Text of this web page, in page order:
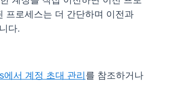
프로세스는 더 간단하며 이전과
다.
서 계정 초대 관리 를 참조하거나